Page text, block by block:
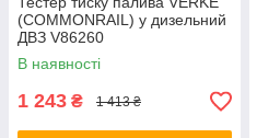
(COMMONRAIL) у дизельний
ДВЗ V86260
В наявності
1 243 ₴ 1 413 ₴